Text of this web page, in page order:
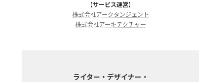
【サービス運営】
株式会社アークタンジェント
株式会社アーキテクチャー
ライター・デザイナー・